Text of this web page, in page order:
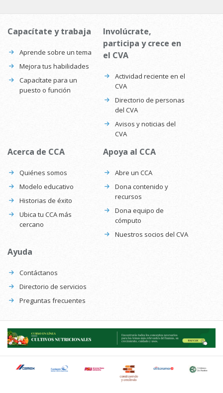
Capacítate y trabaja
Aprende sobre un tema
Mejora tus habilidades
Capacítate para un
puesto o función
Involúcrate,
participa y crece en
el CVA
Actividad reciente en el
CVA
Directorio de personas
del CVA
Avisos y noticias del
CVA
Acerca de CCA
Quiénes somos
Modelo educativo
Historias de éxito
Ubica tu CCA más
cercano
Apoya al CCA
Abre un CCA
Dona contenido y
recursos
Dona equipo de
cómputo
Nuestros socios del CVA
Ayuda
Contáctanos
Directorio de servicios
Preguntas frecuentes